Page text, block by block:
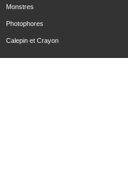
Monstres
Photophores
Calepin et Crayon